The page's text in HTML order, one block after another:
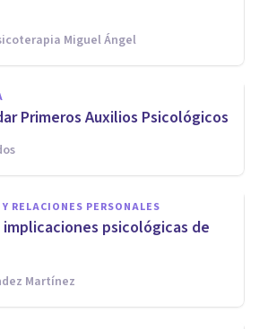
Miguel Ángel
Primeros Auxilios Psicológicos
RELACIONES PERSONALES
psicológicas de
Martínez